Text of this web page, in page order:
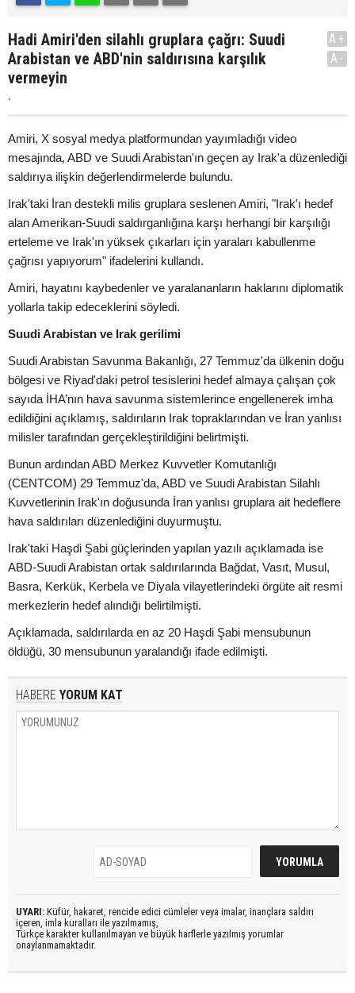
Hadi Amiri'den silahlı gruplara çağrı: Suudi
Arabistan ve ABD'nin saldırısına karşılık
vermeyin
.
A+
A-
Amiri, X sosyal medya platformundan yayımladığı video
mesajında, ABD ve Suudi Arabistan'ın geçen ay Irak'a düzenlediği
saldırıya ilişkin değerlendirmelerde bulundu.
Irak'taki İran destekli milis gruplara seslenen Amiri, "Irak'ı hedef
alan Amerikan-Suudi saldırganlığına karşı herhangi bir karşılığı
erteleme ve Irak'ın yüksek çıkarları için yaraları kabullenme
çağrısı yapıyorum" ifadelerini kullandı.
Amiri, hayatını kaybedenler ve yaralananların haklarını diplomatik
yollarla takip edeceklerini söyledi.
Suudi Arabistan ve Irak gerilimi
Suudi Arabistan Savunma Bakanlığı, 27 Temmuz'da ülkenin doğu
bölgesi ve Riyad'daki petrol tesislerini hedef almaya çalışan çok
sayıda İHA’nın hava savunma sistemlerince engellenerek imha
edildiğini açıklamış, saldırıların Irak topraklarından ve İran yanlısı
milisler tarafından gerçekleştirildiğini belirtmişti.
Bunun ardından ABD Merkez Kuvvetler Komutanlığı
(CENTCOM) 29 Temmuz'da, ABD ve Suudi Arabistan Silahlı
Kuvvetlerinin Irak'ın doğusunda İran yanlısı gruplara ait hedeflere
hava saldırıları düzenlediğini duyurmuştu.
Irak'taki Haşdi Şabi güçlerinden yapılan yazılı açıklamada ise
ABD-Suudi Arabistan ortak saldırılarında Bağdat, Vasıt, Musul,
Basra, Kerkük, Kerbela ve Diyala vilayetlerindeki örgüte ait resmi
merkezlerin hedef alındığı belirtilmişti.
Açıklamada, saldırılarda en az 20 Haşdi Şabi mensubunun
öldüğü, 30 mensubunun yaralandığı ifade edilmişti.
HABERE YORUM KAT
UYARI: Küfür, hakaret, rencide edici cümleler veya imalar, inançlara saldırı
içeren, imla kuralları ile yazılmamış,
Türkçe karakter kullanılmayan ve büyük harflerle yazılmış yorumlar
onaylanmamaktadır.